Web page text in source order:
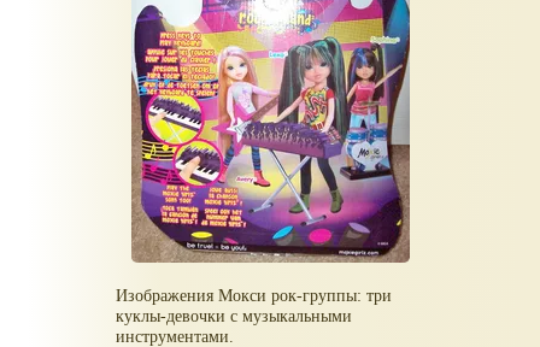
Изображения Мокси рок-группы: три
куклы-девочки с музыкальными
инструментами.